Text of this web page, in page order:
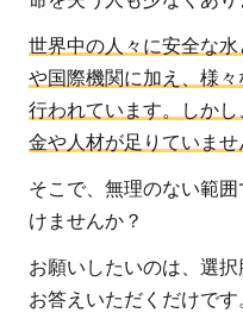
世界中の人々に安全な
や国際機関に加え、様
行われています。しか
金や人材が足りていませ
そこで、無理のない範
けませんか？
お願いしたいのは、選
お答えいただくだけです